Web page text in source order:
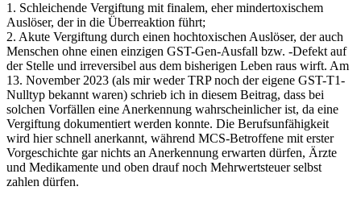
1. Schleichende Vergiftung mit finalem, eher mindertoxischem
Auslöser, der in die Überreaktion führt;
2. Akute Vergiftung durch einen hochtoxischen Auslöser, der auch
Menschen ohne einen einzigen GST-Gen-Ausfall bzw. -Defekt auf
der Stelle und irreversibel aus dem bisherigen Leben raus wirft. Am
13. November 2023 (als mir weder TRP noch der eigene GST-T1-
Nulltyp bekannt waren) schrieb ich in diesem Beitrag, dass bei
solchen Vorfällen eine Anerkennung wahrscheinlicher ist, da eine
Vergiftung dokumentiert werden konnte. Die Berufsunfähigkeit
wird hier schnell anerkannt, während MCS-Betroffene mit erster
Vorgeschichte gar nichts an Anerkennung erwarten dürfen, Ärzte
und Medikamente und oben drauf noch Mehrwertsteuer selbst
zahlen dürfen.